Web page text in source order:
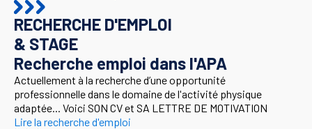
RECHERCHE D'EMPLOI
& STAGE
Recherche emploi dans l'APA
Actuellement à la recherche d’une opportunité
professionnelle dans le domaine de l'activité physique
adaptée... Voici SON CV et SA LETTRE DE MOTIVATION
Lire la recherche d'emploi